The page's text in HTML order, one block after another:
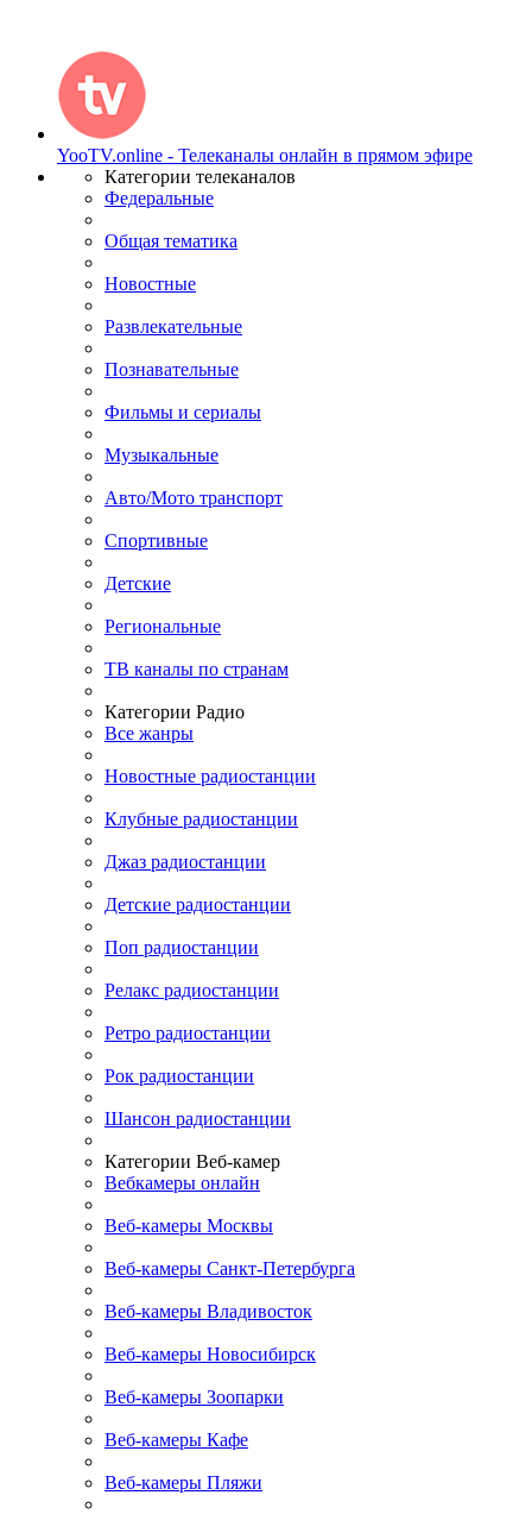
YooTV.online - Телеканалы онлайн в прямом эфире
Категории телеканалов
Федеральные
Общая тематика
Новостные
Развлекательные
Познавательные
Фильмы и сериалы
Музыкальные
Авто/Мото транспорт
Спортивные
Детские
Региональные
ТВ каналы по странам
Категории Радио
Все жанры
Новостные радиостанции
Клубные радиостанции
Джаз радиостанции
Детские радиостанции
Поп радиостанции
Релакс радиостанции
Ретро радиостанции
Рок радиостанции
Шансон радиостанции
Категории Веб-камер
Вебкамеры онлайн
Веб-камеры Москвы
Веб-камеры Санкт-Петербурга
Веб-камеры Владивосток
Веб-камеры Новосибирск
Веб-камеры Зоопарки
Веб-камеры Кафе
Веб-камеры Пляжи